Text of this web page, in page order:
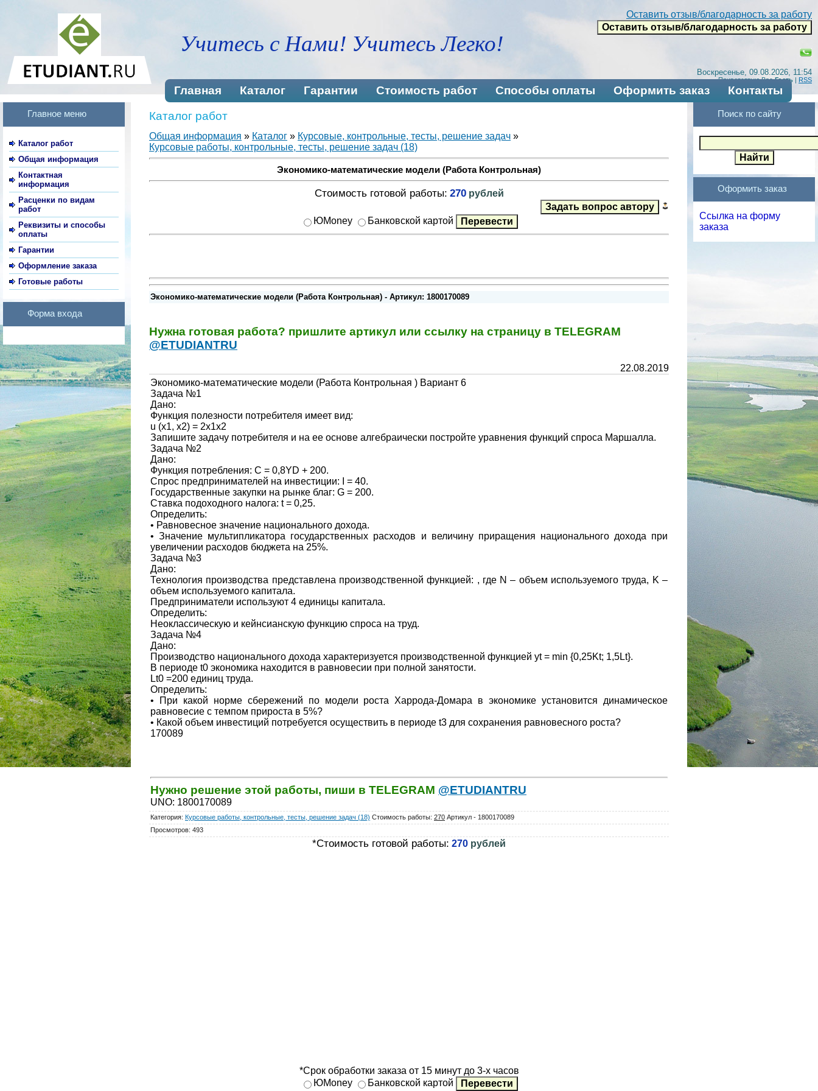
Оставить отзыв/благодарность за работу
Воскресенье, 09.08.2026, 11:54
Приветствую Вас Гость | RSS
Учитесь с Нами! Учитесь Легко!
Главная Каталог Гарантии Стоимость работ Способы оплаты Оформить заказ Контакты
Главное меню
Каталог работ
Общая информация
Контактная
информация
Расценки по видам
работ
Реквизиты и способы
оплаты
Гарантии
Оформление заказа
Готовые работы
Форма входа
Каталог работ
Общая информация » Каталог » Курсовые, контрольные, тесты, решение задач »
Курсовые работы, контрольные, тесты, решение задач (18)
Экономико-математические модели (Работа Контрольная)
Стоимость готовой работы: 270 рублей
ЮMoney Банковской картой
Экономико-математические модели (Работа Контрольная) - Артикул: 1800170089
Нужна готовая работа? пришлите артикул или ссылку на страницу в TELEGRAM
@ETUDIANTRU
22.08.2019
Экономико-математические модели (Работа Контрольная ) Вариант 6
Задача №1
Дано:
Функция полезности потребителя имеет вид:
u (x1, x2) = 2x1x2
Запишите задачу потребителя и на ее основе алгебраически постройте уравнения функций спроса Маршалла.
Задача №2
Дано:
Функция потребления: C = 0,8YD + 200.
Спрос предпринимателей на инвестиции: I = 40.
Государственные закупки на рынке благ: G = 200.
Ставка подоходного налога: t = 0,25.
Определить:
• Равновесное значение национального дохода.
• Значение мультипликатора государственных расходов и величину приращения национального дохода при
увеличении расходов бюджета на 25%.
Задача №3
Дано:
Технология производства представлена производственной функцией: , где N – объем используемого труда, K –
объем используемого капитала.
Предприниматели используют 4 единицы капитала.
Определить:
Неоклассическую и кейнсианскую функцию спроса на труд.
Задача №4
Дано:
Производство национального дохода характеризуется производственной функцией yt = min {0,25Kt; 1,5Lt}.
В периоде t0 экономика находится в равновесии при полной занятости.
Lt0 =200 единиц труда.
Определить:
• При какой норме сбережений по модели роста Харрода-Домара в экономике установится динамическое
равновесие с темпом прироста в 5%?
• Какой объем инвестиций потребуется осуществить в периоде t3 для сохранения равновесного роста?
170089
Нужно решение этой работы, пиши в TELEGRAM @ETUDIANTRU
UNO: 1800170089
Категория: Курсовые работы, контрольные, тесты, решение задач (18) Стоимость работы: 270 Артикул - 1800170089
Просмотров: 493
*Стоимость готовой работы: 270 рублей
*Срок обработки заказа от 15 минут до 3-х часов
ЮMoney
Банковской картой
Поиск по сайту
Оформить заказ
Ссылка на форму
заказа